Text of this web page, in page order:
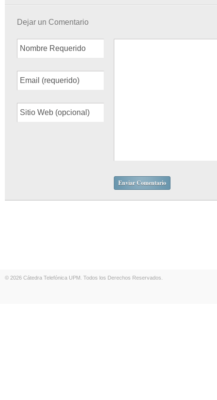
Dejar un Comentario
© 2026 Cátedra Telefónica UPM. Todos los Derechos Reservados.